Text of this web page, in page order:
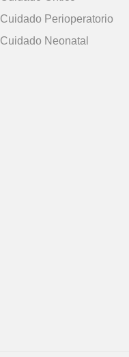
Cuidado Perioperatorio
Cuidado Neonatal